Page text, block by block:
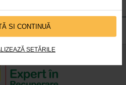
SI CONTINUĂ
SETĂRILE